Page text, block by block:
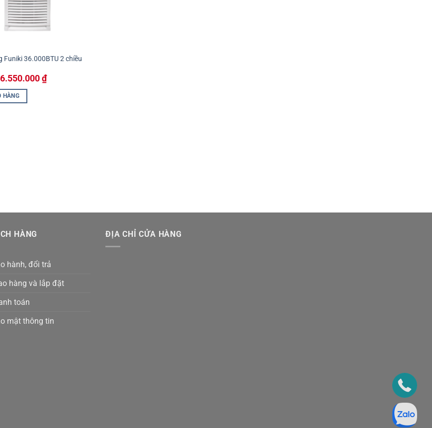
Funiki 36.000BTU 2 chiều
₫.
₫Giá
hiện
HÀNG
HÀNG
hành, đổi trả
hàng và lắp đặt
toán
mật thông tin
ĐỊA CHỈ CỬA HÀNG